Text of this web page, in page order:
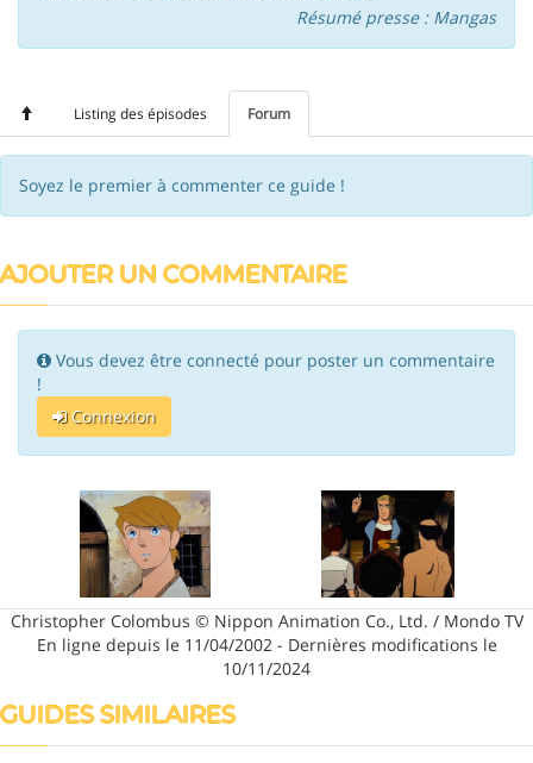
Résumé presse : Mangas
Listing des épisodes Forum
Soyez le premier à commenter ce guide !
AJOUTER UN COMMENTAIRE
Vous devez être connecté pour poster un commentaire
!
Connexion
Christopher Colombus © Nippon Animation Co., Ltd. / Mondo TV
En ligne depuis le 11/04/2002 - Dernières modifications le
10/11/2024
GUIDES SIMILAIRES